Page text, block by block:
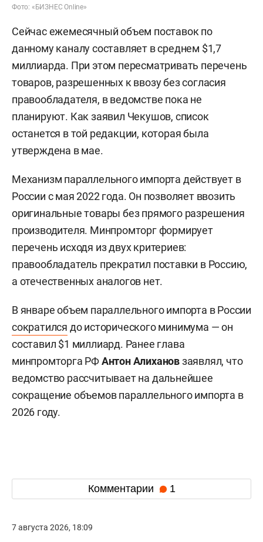
Фото: «БИЗНЕС Online»
Сейчас ежемесячный объем поставок по
данному каналу составляет в среднем $1,7
миллиарда. При этом пересматривать перечень
товаров, разрешенных к ввозу без согласия
правообладателя, в ведомстве пока не
планируют. Как заявил Чекушов, список
останется в той редакции, которая была
утверждена в мае.
Механизм параллельного импорта действует в
России с мая 2022 года. Он позволяет ввозить
оригинальные товары без прямого разрешения
производителя. Минпромторг формирует
перечень исходя из двух критериев:
правообладатель прекратил поставки в Россию,
а отечественных аналогов нет.
В январе объем параллельного импорта в России
сократился до исторического минимума — он
составил $1 миллиард. Ранее глава
минпромторга РФАнтон Алихановзаявлял, что
ведомство рассчитывает на дальнейшее
сокращение объемов параллельного импорта в
2026 году.
Комментарии 1
7 августа 2026, 18:09